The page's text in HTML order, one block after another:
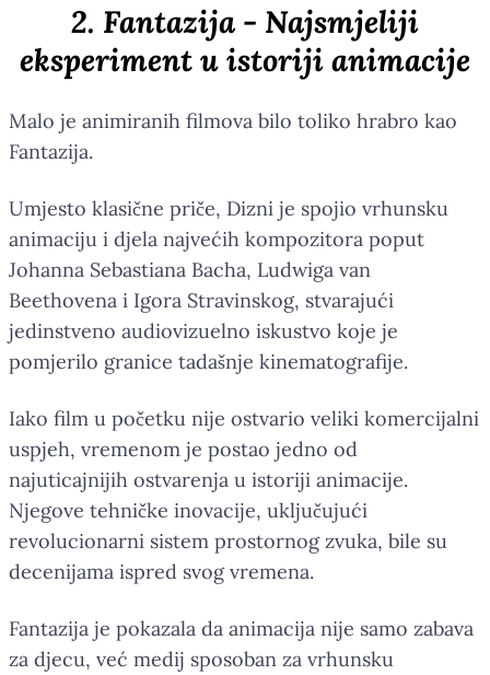
2. Fantazija - Najsmjeliji
eksperiment u istoriji animacije
Malo je animiranih filmova bilo toliko hrabro kao
Fantazija.
Umjesto klasične priče, Dizni je spojio vrhunsku
animaciju i djela najvećih kompozitora poput
Johanna Sebastiana Bacha, Ludwiga van
Beethovena i Igora Stravinskog, stvarajući
jedinstveno audiovizuelno iskustvo koje je
pomjerilo granice tadašnje kinematografije.
Iako film u početku nije ostvario veliki komercijalni
uspjeh, vremenom je postao jedno od
najuticajnijih ostvarenja u istoriji animacije.
Njegove tehničke inovacije, uključujući
revolucionarni sistem prostornog zvuka, bile su
decenijama ispred svog vremena.
Fantazija je pokazala da animacija nije samo zabava
za djecu, već medij sposoban za vrhunsku